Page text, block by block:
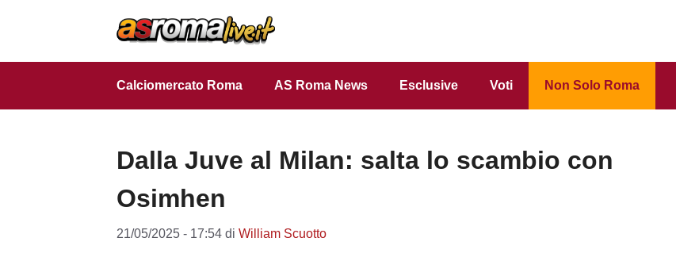
Calciomercato Roma AS Roma News Esclusive Voti Non Solo Roma
Dalla Juve al Milan: salta lo scambio con
Osimhen
21/05/2025 - 17:54 di William Scuotto